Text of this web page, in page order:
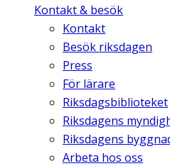
Kontakt & besök
Kontakt
Besök riksdagen
Press
För lärare
Riksdagsbiblioteket
Riksdagens
Riksdagens
Arbeta hos oss